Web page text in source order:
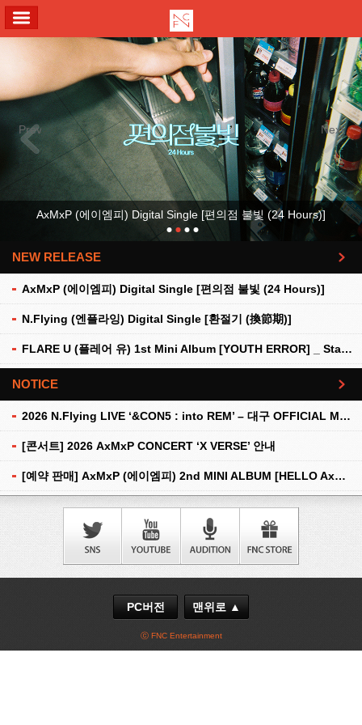
Previous Next
AxMxP (에이엠피) Digital Single [편의점 불빛 (24 Hours)]
NEW RELEASE
AxMxP (에이엠피) Digital Single [편의점 불빛 (24 Hours)]
N.Flying (엔플라잉) Digital Single [환절기 (換節期)]
FLARE U (플레어 유) 1st Mini Album [YOUTH ERROR] _ Stationery Kit Ver.
더보기
NOTICE
2026 N.Flying LIVE ‘&CON5 : into REM’ – 대구 OFFICIAL MD 현장 판매 안내
[콘서트] 2026 AxMxP CONCERT ‘X VERSE’ 안내
[예약 판매] AxMxP (에이엠피) 2nd MINI ALBUM [HELLO AxMxP] 예약 판매 안내
더보기
PC버전 맨위로 ▲
ⓒ FNC Entertainment